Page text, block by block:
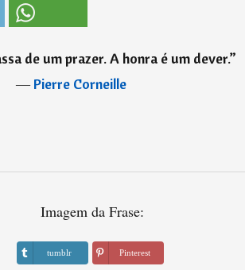
de um prazer. A honra é um dever.”
―Pierre Corneille
Imagem da Frase:
tumblr Pinterest